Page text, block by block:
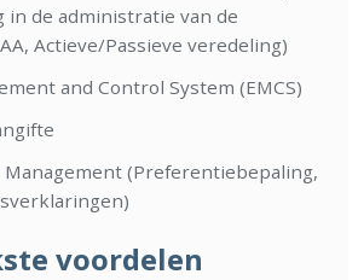
in de administratie van de
Actieve/Passieve veredeling)
and Control System (EMCS)
Management (Preferentiebepaling,
voordelen